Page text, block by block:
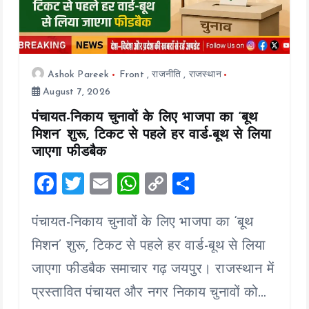
Ashok Pareek Front ,राजनीति , राजस्थान
August 7, 2026
पंचायत-निकाय चुनावों के लिए भाजपा का ‘बूथ
मिशन’ शुरू, टिकट से पहले हर वार्ड-बूथ से लिया
जाएगा फीडबैक
F
ce
b
o
o
T
tt
er
E
ai
l
W
at
s
A
p
C
p
y
Li
n
a
re
पंचायत-निकाय चुनावों के लिए भाजपा का ‘बूथ
मिशन’ शुरू, टिकट से पहले हर वार्ड-बूथ से लिया
जाएगा फीडबैक समाचार गढ़ जयपुर। राजस्थान में
प्रस्तावित पंचायत और नगर निकाय चुनावों को…